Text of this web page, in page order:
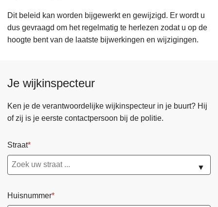
Dit beleid kan worden bijgewerkt en gewijzigd. Er wordt u
dus gevraagd om het regelmatig te herlezen zodat u op de
hoogte bent van de laatste bijwerkingen en wijzigingen.
Je wijkinspecteur
Ken je de verantwoordelijke wijkinspecteur in je buurt? Hij
of zij is je eerste contactpersoon bij de politie.
Straat
▼
Huisnummer